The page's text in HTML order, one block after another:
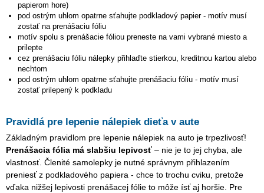
papierom hore)
pod ostrým uhlom opatrne sťahujte podkladový papier - motív musí
zostať na prenášaciu fóliu
motív spolu s prenášacie fóliou preneste na vami vybrané miesto a
prilepte
cez prenášaciu fóliu nálepky přihlaďte stierkou, kreditnou kartou alebo
nechtom
pod ostrým uhlom opatrne sťahujte prenášaciu fóliu - motív musí
zostať prilepený k podkladu
Pravidlá pre lepenie nálepiek dieťa v aute
Základným pravidlom pre lepenie nálepiek na auto je trpezlivosť!
Prenášacia fólia má slabšiu lepivosť – nie je to jej chyba, ale
vlastnosť. Členité samolepky je nutné správnym přihlazením
preniesť z podkladového papiera - chce to trochu cviku, pretože
vďaka nižšej lepivosti prenášacej fólie to môže ísť aj horšie. Pre